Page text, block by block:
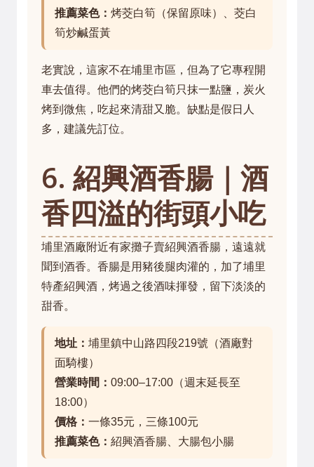
推薦菜色： 烤茭白筍（保留原味）、茭白
筍炒鹹蛋黃
老實說，這家不在埔里市區，但為了它專程開
車去值得。他們的烤茭白筍只抹一點鹽，炭火
烤到微焦，吃起來清甜又脆。缺點是假日人
多，建議先訂位。
6. 紹興酒香腸｜酒
香四溢的街頭小吃
埔里酒廠附近有家攤子賣紹興酒香腸，遠遠就
聞到酒香。香腸是用豬後腿肉灌的，加了埔里
特產紹興酒，烤過之後酒味揮發，留下淡淡的
甜香。
地址： 埔里鎮中山路四段219號（酒廠對
面騎樓）
營業時間： 09:00–17:00（週末延長至
18:00）
價格： 一條35元，三條100元
推薦菜色： 紹興酒香腸、大腸包小腸